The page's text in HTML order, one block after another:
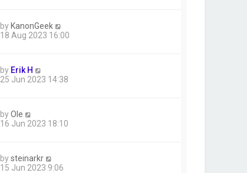
by KanonGeek
18 Aug 2023 16:00
by Erik H
25 Jun 2023 14:38
byOle
16 Jun 2023 18:10
bysteinarkr
15 Jun 2023 9:06